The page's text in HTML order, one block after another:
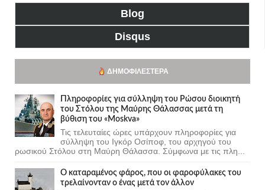
Blog
Disqus
ΔΗΜΟΦΙΛΈΣΤΕΡΑ
Πληροφορίες για σύλληψη του Ρώσου διοικητή
του Στόλου της Mαύρης Θάλασσας μετά τη
βύθιση του «Moskva»
Τις τελευταίες ώρες υπάρχουν πληροφορίες για
σύλληψη του Ιγκόρ Οσίποφ, του αρχηγού του
ρωσικού Στόλου στη Μαύρη Θάλασσα. Σύμφωνα με τις πλη...
Ο καταραμένος φάρος, που οι φαροφύλακες του
τρελαίνονταν ο ένας μετά τον άλλον